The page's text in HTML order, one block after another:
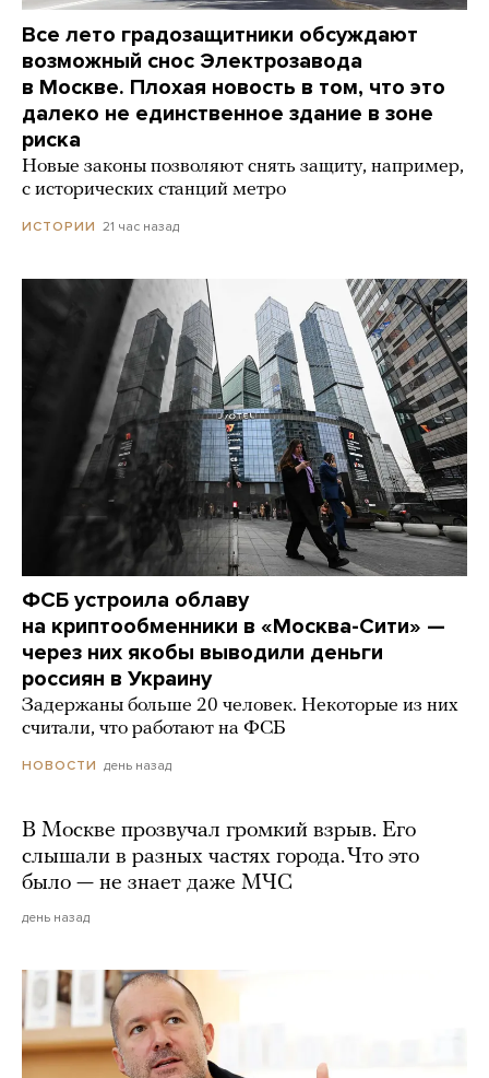
Все лето градозащитники обсуждают
возможный снос Электрозавода
в Москве. Плохая новость в том, что это
далеко не единственное здание в зоне
риска
Новые законы позволяют снять защиту, например,
с исторических станций метро
ИСТОРИИ 21 час назад
ФСБ устроила облаву
на криптообменники в «Москва-Сити» —
через них якобы выводили деньги
россиян в Украину
Задержаны больше 20 человек. Некоторые из них
считали, что работают на ФСБ
НОВОСТИ день назад
В Москве прозвучал громкий взрыв. Его
слышали в разных частях города. Что это
было — не знает даже МЧС
день назад